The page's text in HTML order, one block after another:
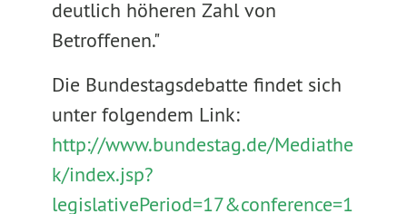
deutlich höheren Zahl von
Betroffenen."
Die Bundestagsdebatte findet sich
unter folgendem Link:
http://www.bundestag.de/Mediathe
k/index.jsp?
legislativePeriod=17&conference=1